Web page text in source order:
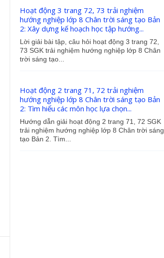
Hoạt động 3 trang 72, 73 trải nghiệm
hướng nghiệp lớp 8 Chân trời sáng tạo Bản
2: Xây dựng kế hoạch học tập hướng...
Lời giải bài tập, câu hỏi hoạt động 3 trang 72,
73 SGK trải nghiệm hướng nghiệp lớp 8 Chân
trời sáng tạo...
Hoạt động 2 trang 71, 72 trải nghiệm
hướng nghiệp lớp 8 Chân trời sáng tạo Bản
2: Tìm hiểu các môn học lựa chọn...
Hướng dẫn giải hoạt động 2 trang 71, 72 SGK
trải nghiệm hướng nghiệp lớp 8 Chân trời sáng
tạo Bản 2. Tìm...